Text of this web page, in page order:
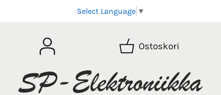
Select Language ▼
Ostoskori